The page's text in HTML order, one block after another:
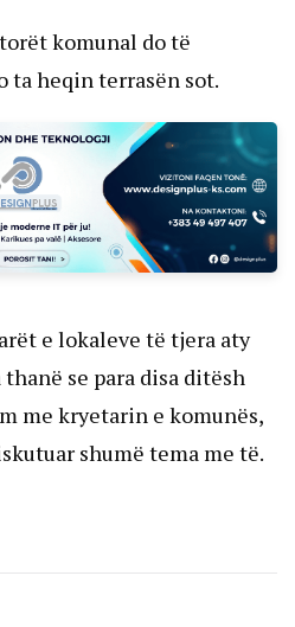
komunal do të
ta heqin terrasën sot.
e lokaleve të tjera aty
se para disa ditësh
me kryetarin e komunës,
shumë tema me të.